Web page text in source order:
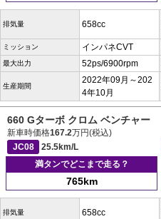
排気量 658cc
ミッション インパネCVT
最大出力 52ps/6900rpm
生産期間
2022年09月～202
4年10月
660 Gターボ クロム ベンチャー
新車時価格167.2万円(税込)
JC08
25.5km/L
満タンでどこまで走る？
765km
排気量 658cc